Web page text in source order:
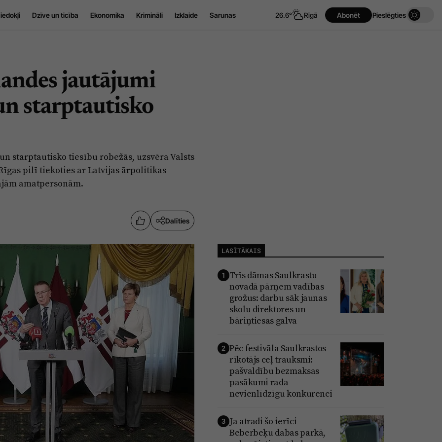
Dzīve un ticība Ekonomika Krimināli Izklaide Sarunas 26.6° Rīgā Abonēt Pieslēgties
jautājumi
starptautisko
starptautisko tiesību robežās, uzsvēra Valsts
pilī tiekoties ar Latvijas ārpolitikas
amatpersonām.
Dalīties
LASĪTĀKAIS
1 Trīs dāmas Saulkrastu
novadā pārņem vadības
grožus: darbu sāk jaunas
skolu direktores un
bāriņtiesas galva
2 Pēc festivāla Saulkrastos
rīkotājs ceļ trauksmi:
pašvaldību bezmaksas
pasākumi rada
nevienlīdzīgu konkurenci
3 Ja atradi šo ierīci
Beberbeķu dabas parkā,